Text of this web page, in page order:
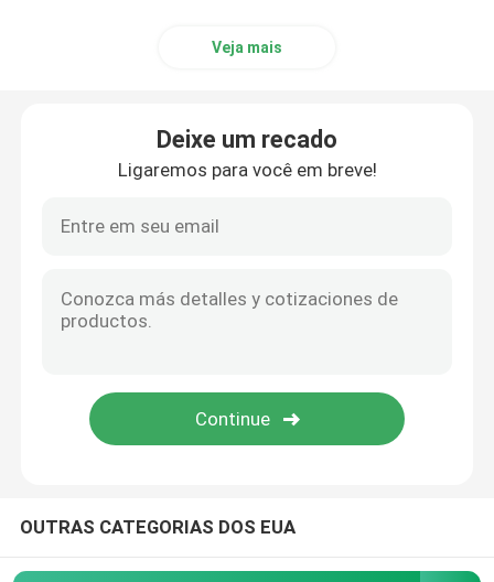
Veja mais
Deixe um recado
Ligaremos para você em breve!
OUTRAS CATEGORIAS DOS EUA